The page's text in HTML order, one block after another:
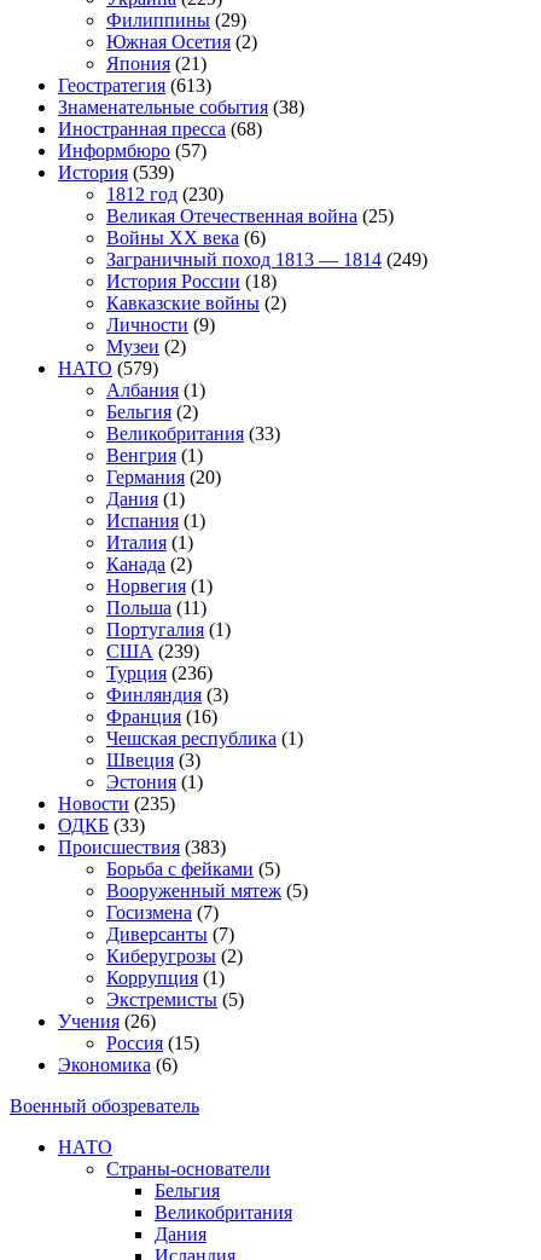
Филиппины (29)
Южная Осетия (2)
Япония (21)
Геостратегия (613)
Знаменательные события (38)
Иностранная пресса (68)
Информбюро (57)
История (539)
1812 год (230)
Великая Отечественная война (25)
Войны XX века (6)
Заграничный поход 1813 — 1814 (249)
История России (18)
Кавказские войны (2)
Личности (9)
Музеи (2)
НАТО (579)
Албания (1)
Бельгия (2)
Великобритания (33)
Венгрия (1)
Германия (20)
Дания (1)
Испания (1)
Италия (1)
Канада (2)
Норвегия (1)
Польша (11)
Португалия (1)
США (239)
Турция (236)
Финляндия (3)
Франция (16)
Чешская республика (1)
Швеция (3)
Эстония (1)
Новости (235)
ОДКБ (33)
Происшествия (383)
Борьба с фейками (5)
Вооруженный мятеж (5)
Госизмена (7)
Диверсанты (7)
Киберугрозы (2)
Коррупция (1)
Экстремисты (5)
Учения (26)
Россия (15)
Экономика (6)
Военный обозреватель
НАТО
Страны-основатели
Бельгия
Великобритания
Дания